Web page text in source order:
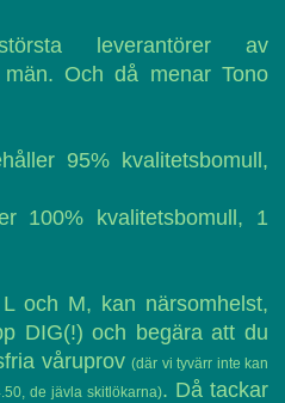
leverantörer av
män. Och då menar Tono
95% kvalitetsbomull,
100% kvalitetsbomull, 1
och M, kan närsomhelst,
DIG(!) och begära att du
våruprov(där vi tyvärr inte kan
de jävla skitlökarna). Då tackar